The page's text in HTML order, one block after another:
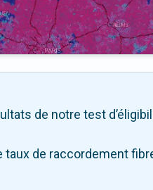
de notre test
de raccordement